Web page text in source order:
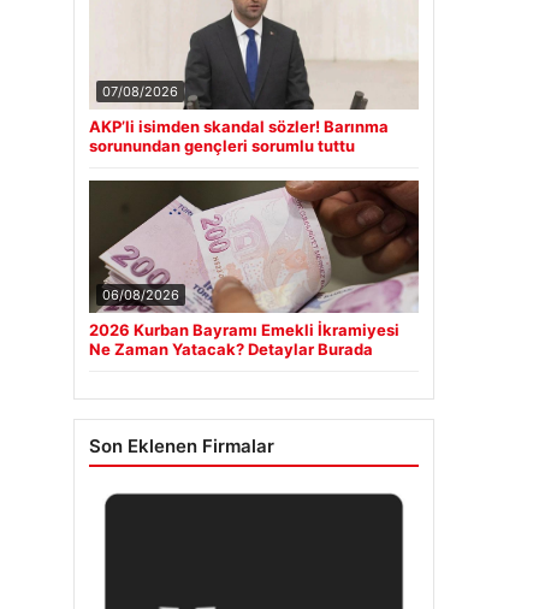
07/08/2026
AKP’li isimden skandal sözler! Barınma
sorunundan gençleri sorumlu tuttu
06/08/2026
2026 Kurban Bayramı Emekli İkramiyesi
Ne Zaman Yatacak? Detaylar Burada
Son Eklenen Firmalar